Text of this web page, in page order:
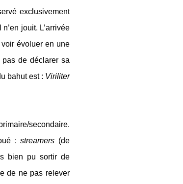
exclusivement
n’en jouit. L’arrivée
évoluer en une
pas de déclarer sa
bahut est : Viriliter
secondaire.
:streamers (de
bien pu sortir de
de ne pas relever